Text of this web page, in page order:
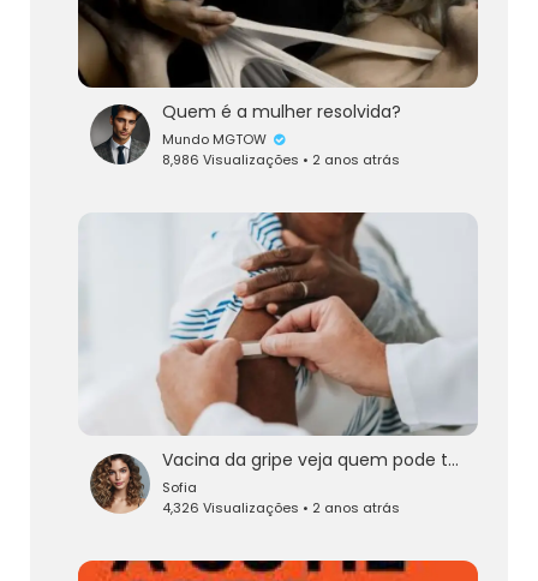
Quem é a mulher resolvida?
Mundo MGTOW
8,986 Visualizações • 2 anos atrás
Vacina da gripe veja quem pode tomar
Sofia
4,326 Visualizações • 2 anos atrás